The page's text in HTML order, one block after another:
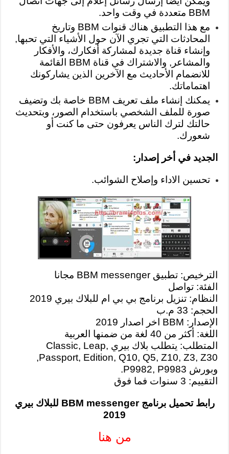
BBM متعددة في وقت واحد.
مع هذا التطبيق هناك قنوات BBM وتاريخ
المحادثات التي تجري الآن حول الأشياء التي تحبها,
وإنشاء قناة جديدة لمشاركة أفكارك، والأفكار
والمشاعر, والاشتراك في قناة BBM القائمة
للانضمام الأحاديث مع الآخرين الذين يشاركونك
اهتماماتك.
يمكنك إنشاء ملف تعريف BBM خاصة بك وتضيف
صورة للملف الشخصي باستخدام الصور، وبتحديث
حالتك لترك الناس يعرفون حتى ما كنت أو
شعورك.
الجديد في أخر إصدار:
تحسين الاداء وإصلاح الشوائب.
الترخيص: تطبيق BBM messenger مجانا
الفئة: تواصل
النظام: تنزيل برنامج بي بي ام للبلاك بيري 2019
الحجم: 33 م.ب
الإصدار: BBM
اخر اصدار 2019
اللغة: أكثر من 40 لغة من ضمنها العربية
المتطلب: يتطلب بلاك بيري Classic, Leap,
Passport, Edition, Q10, Q5, Z10, Z3, Z30,
وبورش P9982, P9983.
التقييم: 3 سنوات فما فوق
رابط تحميل برنامج BBM messenger للبلاك بيري
2019
من هنا